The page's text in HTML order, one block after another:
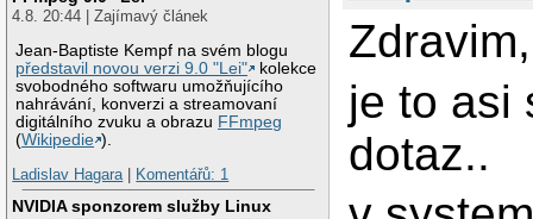
4.8. 20:44 | Zajímavý článek
Jean-Baptiste Kempf na svém blogu
představil novou verzi 9.0 "Lei"
kolekce
svobodného softwaru umožňujícího
nahrávání, konverzi a streamovaní
digitálního zvuku a obrazu FFmpeg
(Wikipedie ).
Ladislav Hagara| Komentářů: 1
NVIDIA sponzorem služby Linux
Zdravim,
je to asi
dotaz..